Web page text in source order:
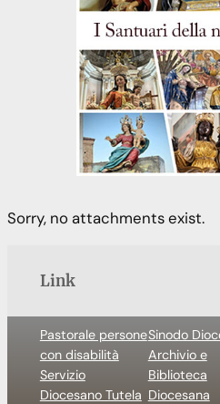
Sorry, no attachments exist.
Link
Pastorale persone
con disabilità
Servizio
Diocesano Tutela
Sinodo
Archivio e
Biblioteca
Diocesana